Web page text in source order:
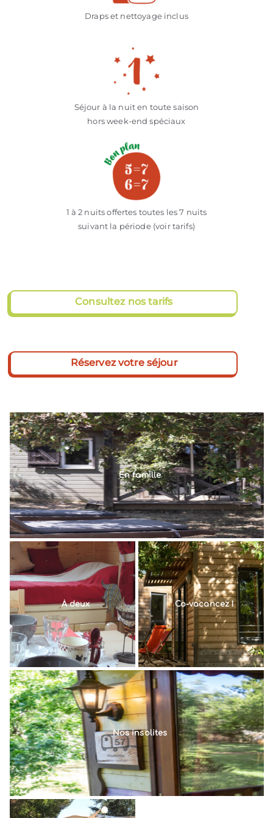
Draps et nettoyage inclus
Séjour à la nuit en toute saison
hors week-end spéciaux
1 à 2 nuits offertes toutes les 7 nuits
suivant la période (voir tarifs)
Consultez nos tarifs
Réservez votre séjour
En famille
À deux Co-vacancez !
Nos insolites